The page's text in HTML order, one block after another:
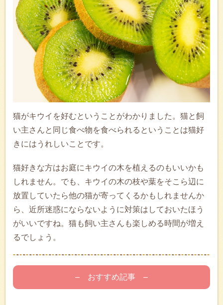
猫がキウイを好むということがわかりました。猫と飼
い主さんと同じ食べ物を食べられるということは猫好
きにはうれしいことです。
猫好きな方はお庭にキウイの木を植えるのもいいかも
しれません。でも、キウイの木の枝や葉をそこら辺に
放置していたら他の猫が寄ってくるかもしれませんか
ら、近所迷惑にならないように対策はしておいたほう
がいいですね。猫も飼い主さんも楽しめる時間が増え
るでしょう。
– おすすめ記事 –